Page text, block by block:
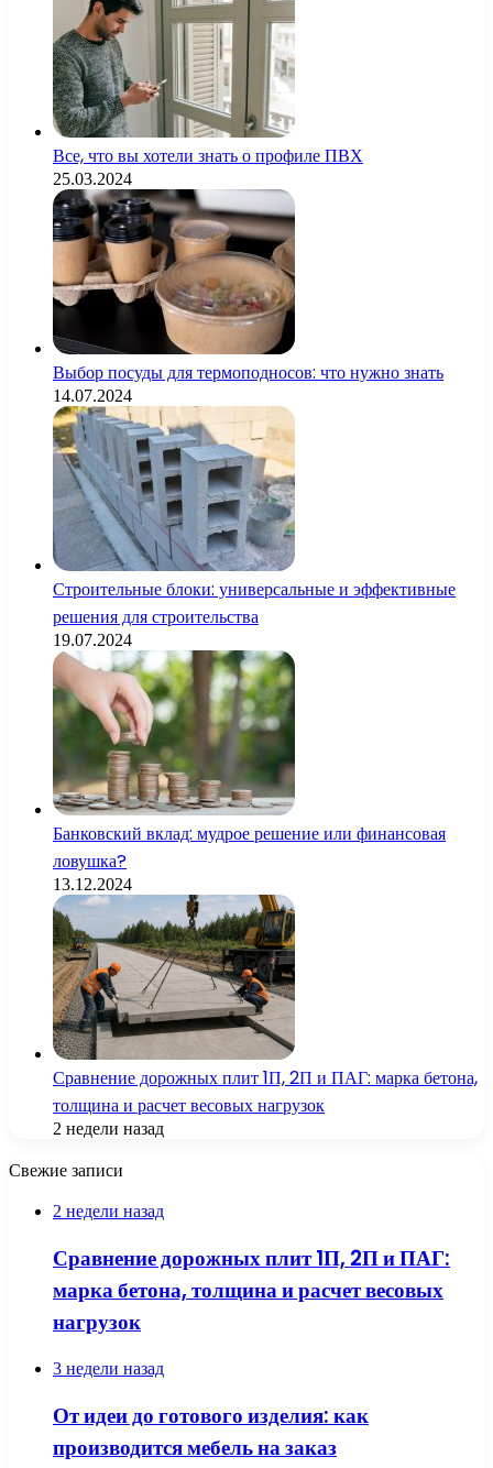
Все, что вы хотели знать о профиле ПВХ
25.03.2024
Выбор посуды для термоподносов: что нужно знать
14.07.2024
Строительные блоки: универсальные и эффективные
решения для строительства
19.07.2024
Банковский вклад: мудрое решение или финансовая
ловушка?
13.12.2024
Сравнение дорожных плит 1П, 2П и ПАГ: марка бетона,
толщина и расчет весовых нагрузок
2 недели назад
Свежие записи
2 недели назад
Сравнение дорожных плит 1П, 2П и ПАГ:
марка бетона, толщина и расчет весовых
нагрузок
3 недели назад
От идеи до готового изделия: как
производится мебель на заказ